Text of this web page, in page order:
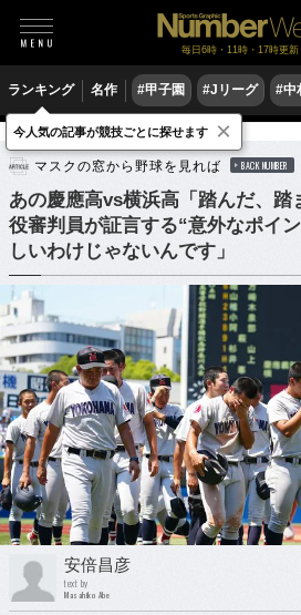
毎日6時・11時・17時更新
ランキング 名作 #甲子園 #Jリーグ #中
野球 高校野球
マスクの窓から野球を見れば BACK NUMBER
あの慶應高vs横浜高「踏んだ、
役審判員が証言する“意外なポイ
しいわけじゃないんです」
安倍昌彦
text by
Masahiko Abe
今人気の記事が競技ごとに探せます ×